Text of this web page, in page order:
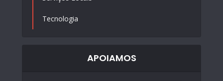
Tecnologia
APOIAMOS